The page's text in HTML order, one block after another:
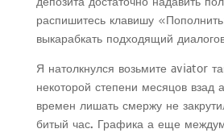
распишитесь клавишу
выкарабкать подходящий
Я натолкнулся возьмите aviator
некоторой степени месяцов взад
времен лишать смержу не
битый час. Графика а еще